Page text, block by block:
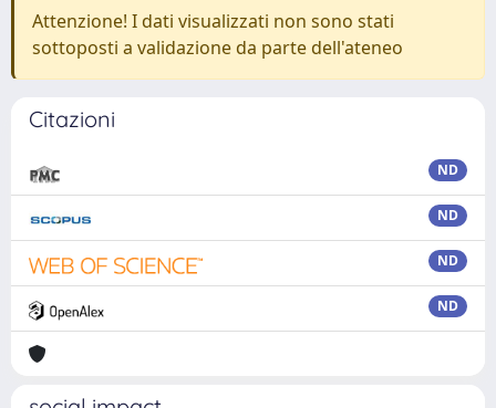
Attenzione! I dati visualizzati non sono stati
sottoposti a validazione da parte dell'ateneo
Citazioni
ND
ND
ND
ND